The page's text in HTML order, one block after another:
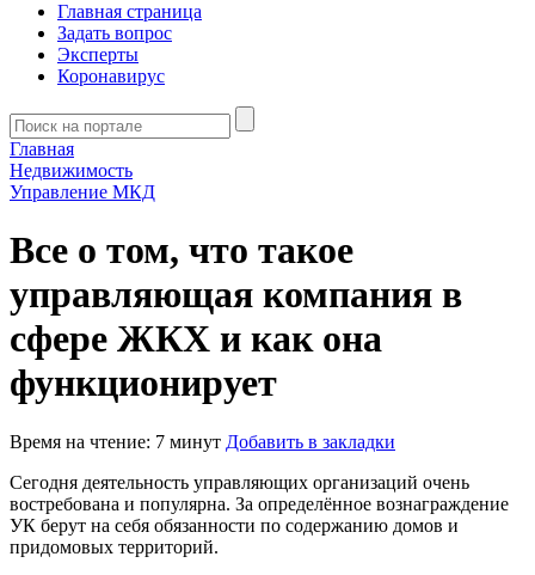
Главная страница
Задать вопрос
Эксперты
Коронавирус
Главная
Недвижимость
Управление МКД
Все о том, что такое
управляющая компания в
сфере ЖКХ и как она
функционирует
Время на чтение: 7 минут Добавить в закладки
Сегодня деятельность управляющих организаций очень
востребована и популярна. За определённое вознаграждение
УК берут на себя обязанности по содержанию домов и
придомовых территорий.